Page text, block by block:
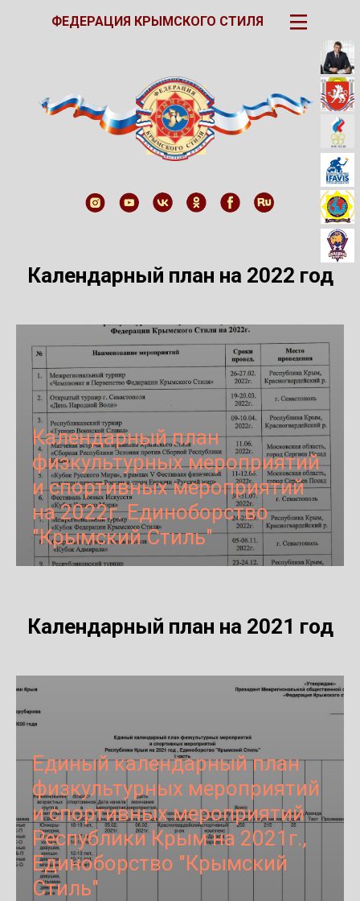
ФЕДЕРАЦИЯ КРЫМСКОГО СТИЛЯ III
Календарный план на 2022 год
Календарный план
физкультурных мероприятий
и спортивных мероприятий
на 2022г. Единоборство
"Крымский Стиль"
Календарный план на 2021 год
Единый календарный план
физкультурных мероприятий
и спортивных мероприятий
Республики Крым на 2021г.,
Единоборство "Крымский
Стиль"